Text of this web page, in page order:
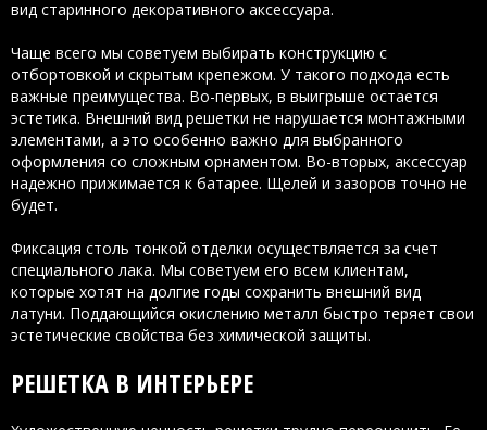
вид старинного декоративного аксессуара.
Чаще всего мы советуем выбирать конструкцию с
отбортовкой и скрытым крепежом. У такого подхода есть
важные преимущества. Во-первых, в выигрыше остается
эстетика. Внешний вид решетки не нарушается монтажными
элементами, а это особенно важно для выбранного
оформления со сложным орнаментом. Во-вторых, аксессуар
надежно прижимается к батарее. Щелей и зазоров точно не
будет.
Фиксация столь тонкой отделки осуществляется за счет
специального лака. Мы советуем его всем клиентам,
которые хотят на долгие годы сохранить внешний вид
латуни. Поддающийся окислению металл быстро теряет свои
эстетические свойства без химической защиты.
РЕШЕТКА В ИНТЕРЬЕРЕ